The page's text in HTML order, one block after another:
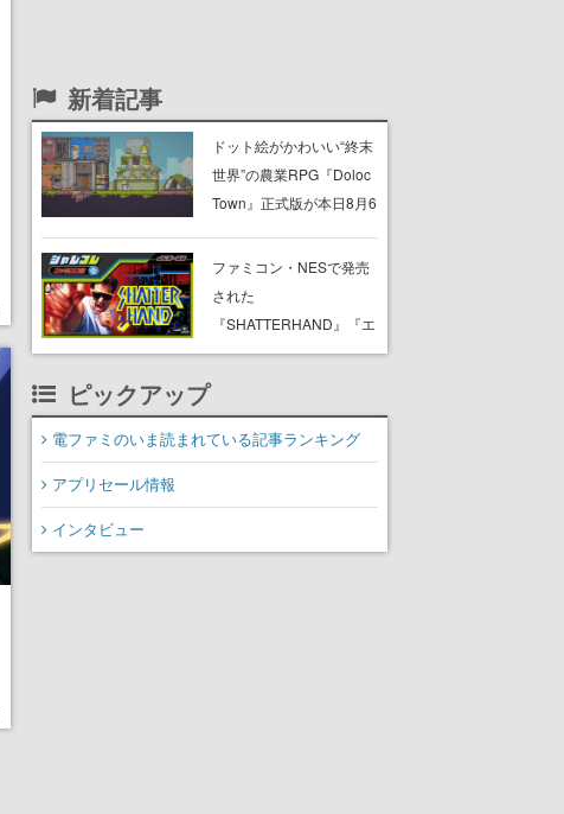
新着記事
ドット絵がかわいい“終末
世界”の農業RPG『Doloc
Town』正式版が本日8月6
農業で少しずつ再生させ
つつ、建築・釣り・畜
産・冒険も楽しめる
ファミコン・NESで発売
された
『SHATTERHAND』『エ
スパ冒険隊 魔王の砦』
Nintendo Switchで復刻。
「ジャレコレ」シリーズ
ピックアップ
電ファミのいま読まれている記事ランキング
アプリセール情報
インタビュー